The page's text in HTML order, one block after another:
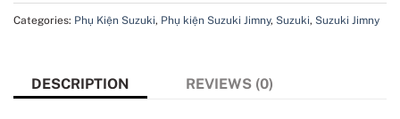
Categories: Phụ Kiện Suzuki, Phụ kiện Suzuki Jimny, Suzuki, Suzuki Jimny
DESCRIPTION REVIEWS (0)